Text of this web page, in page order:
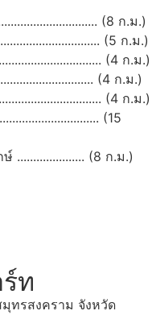
(8 ก.ม.)
(5 ก.ม.)
(4 ก.ม.)
(4 ก.ม.)
(4 ก.ม.)
(15
(8 ก.ม.)
ท
ทรสงคราม จังหวัด